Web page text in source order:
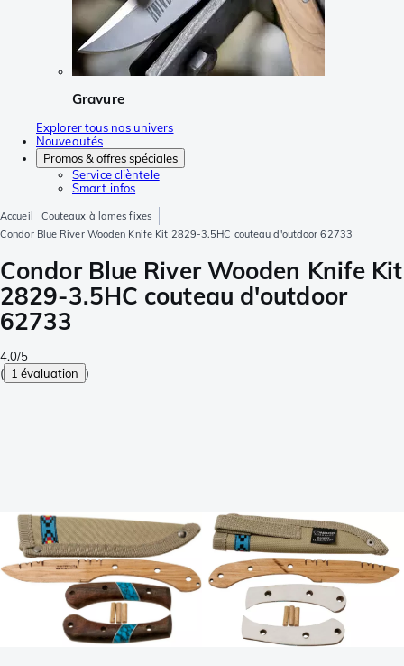
Gravure
Explorer tous nos univers
Nouveautés
Promos & offres spéciales
Service clièntele
Smart infos
Accueil
Couteaux à lames fixes
Condor Blue River Wooden Knife Kit 2829-3.5HC couteau d'outdoor 62733
Condor Blue River Wooden Knife Kit
2829-3.5HC couteau d'outdoor
62733
4.0/5
( 1 évaluation )